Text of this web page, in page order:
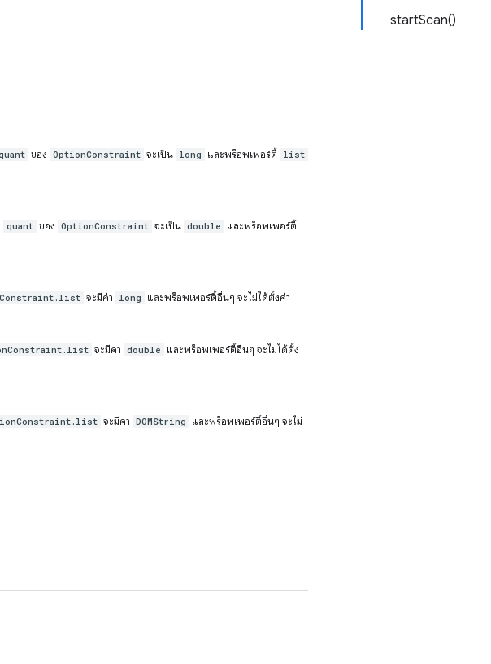
startScan()
ของ OptionConstraint จะเป็น long และพร็อพเพอร์ตี้ list
quant ของ OptionConstraint จะเป็น double และพร็อพเพอร์ตี้
จะมีค่า long และพร็อพเพอร์ตี้อื่นๆ จะไม่ได้ตั้งค่า
จะมีค่า double
และพร็อพเพอร์ตี้อื่นๆ จะไม่ได้ตั้ง
จะมีค่า DOMString
และพร็อพเพอร์ตี้อื่นๆ จะไม่